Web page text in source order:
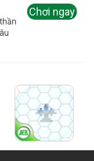
Chơi ngay